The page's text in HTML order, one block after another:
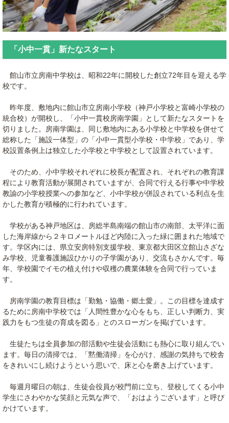
「小中一貫」新たなスタート
館山市立房南中学校は、昭和22年に開校した創立72年目を迎える学
校です。
昨年度、敷地内に館山市立房南小学校（神戸小学校と富崎小学校の
統合校）が開校し、「小中一貫校房南学園」として新たなスタートを
切りました。房南学園は、同じ敷地内にある小学校と中学校を併せて
総称した「施設一体型」の「小中一貫型小学校・中学校」であり、学
校設置条例上は独立した小学校と中学校として設置されています。
そのため、小中学校それぞれに校長が配置され、それぞれの教育課
程により教育活動が展開されていますが、合同で行える行事や中学校
教諭の小学校授業への参加など、小中学校が併設されている利点を生
かした教育が積極的に行われています。
学校がある神戸地区は、房総半島南端の館山市の南部、太平洋に面
した海岸線から２キロメートルほど内陸に入った緑に囲まれた地域で
す。学区内には、県立安房特別支援学校、東京都大田区立館山さざな
み学校、児童養護施設ひかりの子学園があり、交流もさかんです。毎
年、学校園でイモの植え付けや収穫の農業体験を合同で行っていま
す。
房南学園の教育目標は「勤勉・協働・郷土愛」。この目標を達成す
るために房南中学校では「人間性豊かな心をもち、正しい判断力、実
践力をもつ生徒の育成を図る」とのスローガンを掲げています。
生徒たちは全員参加の部活動や生徒会活動にも熱心に取り組んでい
ます。毎日の清掃では、「黙働清掃」を心がけ、感謝の気持ちで校舎
をきれいにし続けようという思いで、床と心を磨き上げています。
毎週月曜日の朝は、生徒会役員が校門前に立ち、登校してくる小中
学生にさわやかな笑顔と元気な声で、「おはようございます」と呼び
かけています。